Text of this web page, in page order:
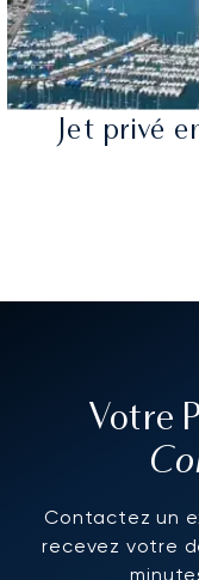
Jet privé
Votre
Contactez un
recevez votre